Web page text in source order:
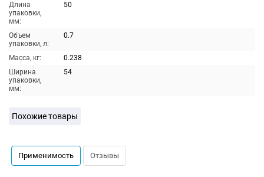
Длина
упаковки,
мм:
50
Объем
упаковки, л:
0.7
Масса, кг:
0.238
Ширина
упаковки,
мм:
54
Похожие товары
Применимость Отзывы